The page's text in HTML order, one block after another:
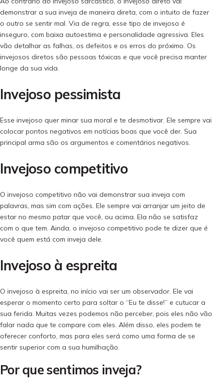
demonstrar a sua inveja de maneira direta, com o intuito de fazer
o outro se sentir mal. Via de regra, esse tipo de invejoso é
inseguro, com baixa autoestima e personalidade agressiva. Eles
vão detalhar as falhas, os defeitos e os erros do próximo. Os
invejosos diretos são pessoas tóxicas e que você precisa manter
longe da sua vida.
Invejoso pessimista
Esse invejoso quer minar sua moral e te desmotivar. Ele sempre vai
colocar pontos negativos em notícias boas que você der. Sua
principal arma são os argumentos e comentários negativos.
Invejoso competitivo
O invejoso competitivo não vai demonstrar sua inveja com
palavras, mas sim com ações. Ele sempre vai arranjar um jeito de
estar no mesmo patar que você, ou acima. Ela não se satisfaz
com o que tem. Ainda, o invejoso competitivo pode te dizer que é
você quem está com inveja dele.
Invejoso à espreita
O invejoso à espreita, no início vai ser um observador. Ele vai
esperar o momento certo para soltar o “Eu te disse!” e cutucar a
sua ferida. Muitas vezes podemos não perceber, pois eles não vão
falar nada que te compare com eles. Além disso, eles podem te
oferecer conforto, mas para eles será como uma forma de se
sentir superior com a sua humilhação.
Por que sentimos inveja?